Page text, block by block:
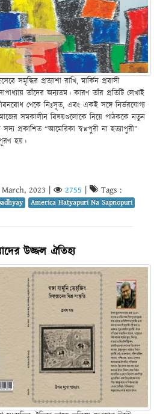
সমৃদ্ধির প্রত্যাশা রাখি, মার্কিন প্রবাসী
তাঁদের অন্যতম। কারণ তাঁর প্রতিটি লেখাই
থেকে নিঃসৃত, এবং একই সঙ্গে নির্ভরযোগ্য
সমকালীন বিষয়গুলোকে নিয়ে পাঠককে নতুন
প্রকাশিত “আমেরিকা স্বপ্নপুরী না হত্যাপুরী”
হয়।
2023 | 2755 | Tags :
America Hatyapuri Na Sapnopuri
উজ্জল ঐতিহ্য